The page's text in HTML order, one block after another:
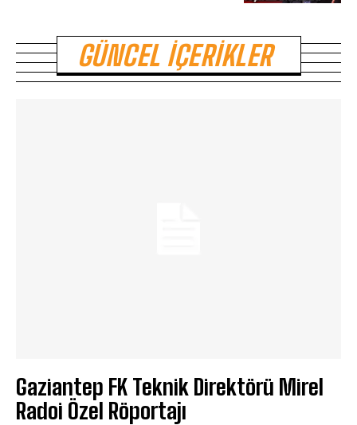
GÜNCEL İÇERIKLER
Gaziantep FK Teknik Direktörü Mirel
Radoi Özel Röportajı